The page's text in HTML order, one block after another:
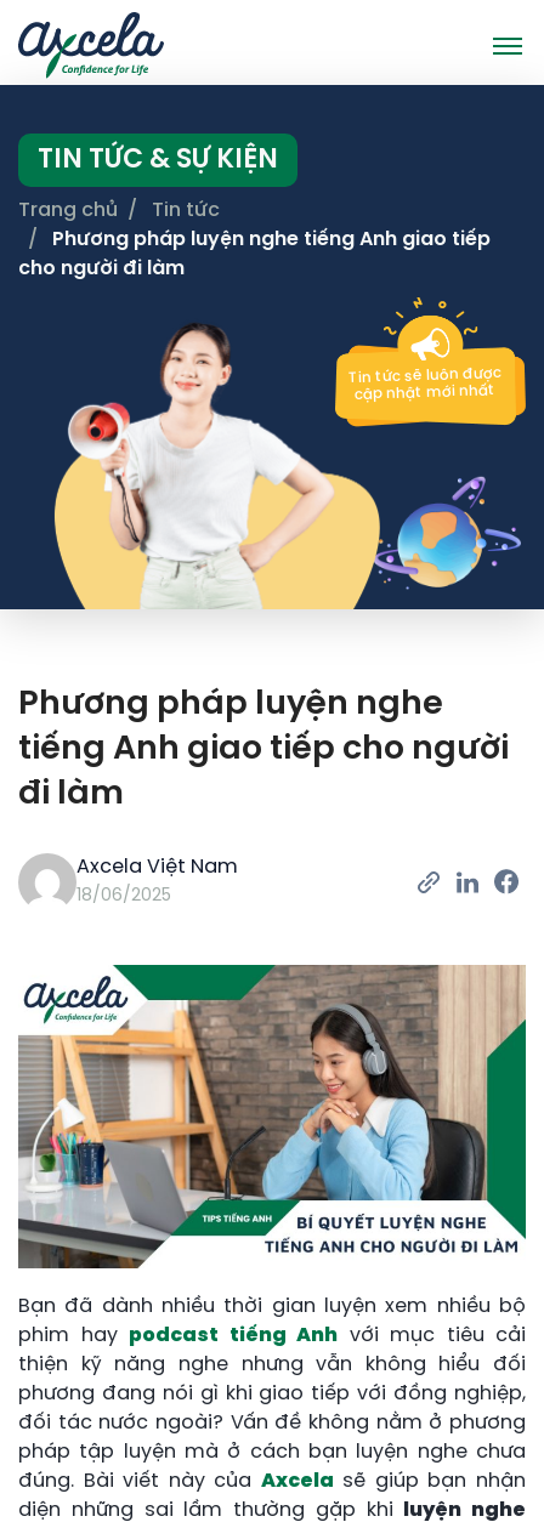
TIN TỨC & SỰ KIỆN
Trang chủ
Tin tức
Phương pháp luyện nghe tiếng Anh giao tiếp
cho người đi làm
Tin tức sẽ luôn được
cập nhật mới nhất
Phương pháp luyện nghe
tiếng Anh giao tiếp cho người
đi làm
Axcela Việt Nam
18/06/2025
Bạn đã dành nhiều thời gian luyện xem nhiều bộ
phim hay podcast tiếng Anh với mục tiêu cải
thiện kỹ năng nghe nhưng vẫn không hiểu đối
phương đang nói gì khi giao tiếp với đồng nghiệp,
đối tác nước ngoài? Vấn đề không nằm ở phương
pháp tập luyện mà ở cách bạn luyện nghe chưa
đúng. Bài viết này của Axcela sẽ giúp bạn nhận
diện những sai lầm thường gặp khi luyện nghe